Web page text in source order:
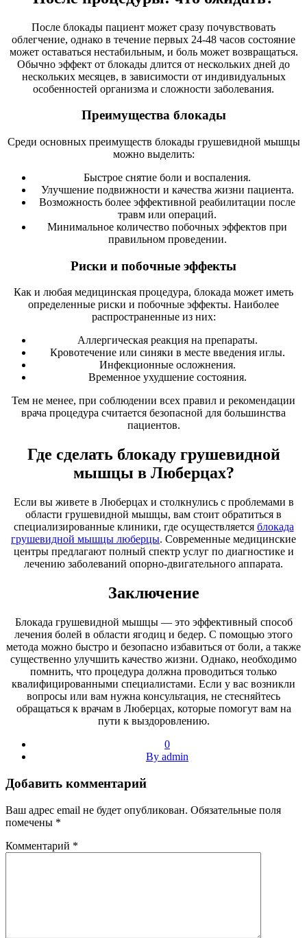
После блокады пациент может сразу почувствовать
облегчение, однако в течение первых 24-48 часов состояние
может оставаться нестабильным, и боль может возвращаться.
Обычно эффект от блокады длится от нескольких дней до
нескольких месяцев, в зависимости от индивидуальных
особенностей организма и сложности заболевания.
Преимущества блокады
Среди основных преимуществ блокады грушевидной мышцы
можно выделить:
Быстрое снятие боли и воспаления.
Улучшение подвижности и качества жизни пациента.
Возможность более эффективной реабилитации после
травм или операций.
Минимальное количество побочных эффектов при
правильном проведении.
Риски и побочные эффекты
Как и любая медицинская процедура, блокада может иметь
определенные риски и побочные эффекты. Наиболее
распространенные из них:
Аллергическая реакция на препараты.
Кровотечение или синяки в месте введения иглы.
Инфекционные осложнения.
Временное ухудшение состояния.
Тем не менее, при соблюдении всех правил и рекомендации
врача процедура считается безопасной для большинства
пациентов.
Где сделать блокаду грушевидной
мышцы в Люберцах?
Если вы живете в Люберцах и столкнулись с проблемами в
области грушевидной мышцы, вам стоит обратиться в
специализированные клиники, где осуществляется блокада
грушевидной мышцы люберцы. Современные медицинские
центры предлагают полный спектр услуг по диагностике и
лечению заболеваний опорно-двигательного аппарата.
Заключение
Блокада грушевидной мышцы — это эффективный способ
лечения болей в области ягодиц и бедер. С помощью этого
метода можно быстро и безопасно избавиться от боли, а также
существенно улучшить качество жизни. Однако, необходимо
помнить, что процедура должна проводиться только
квалифицированными специалистами. Если у вас возникли
вопросы или вам нужна консультация, не стесняйтесь
обращаться к врачам в Люберцах, которые помогут вам на
пути к выздоровлению.
0
By admin
Добавить комментарий
Ваш адрес email не будет опубликован. Обязательные поля
помечены *
Комментарий *